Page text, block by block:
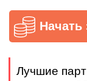
Начать
Лучшие